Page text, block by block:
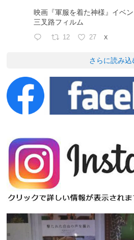
映画『軍服を着た神様』イベ
三叉路フィルム
12 27 X
さらに読み込